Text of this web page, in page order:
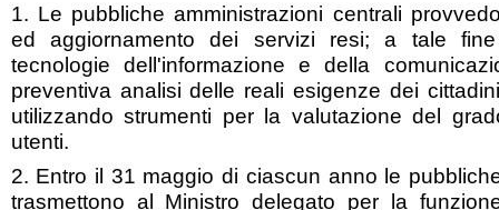
1. Le pubbliche amministrazioni centrali
ed aggiornamento dei servizi resi; a tale
tecnologie dell'informazione e della
preventiva analisi delle reali esigenze dei
utilizzando strumenti per la valutazione del
utenti.
2. Entro il 31 maggio di ciascun anno le
trasmettono al Ministro delegato per la